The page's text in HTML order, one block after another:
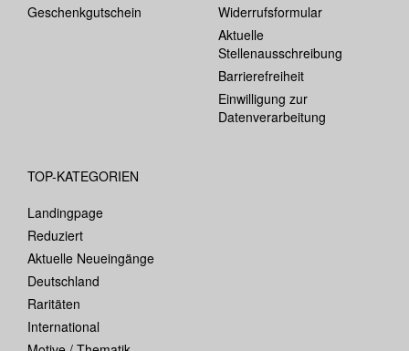
Geschenkgutschein
Widerrufsformular
Aktuelle
Stellenausschreibung
Barrierefreiheit
Einwilligung zur
Datenverarbeitung
TOP-KATEGORIEN
Landingpage
Reduziert
Aktuelle Neueingänge
Deutschland
Raritäten
International